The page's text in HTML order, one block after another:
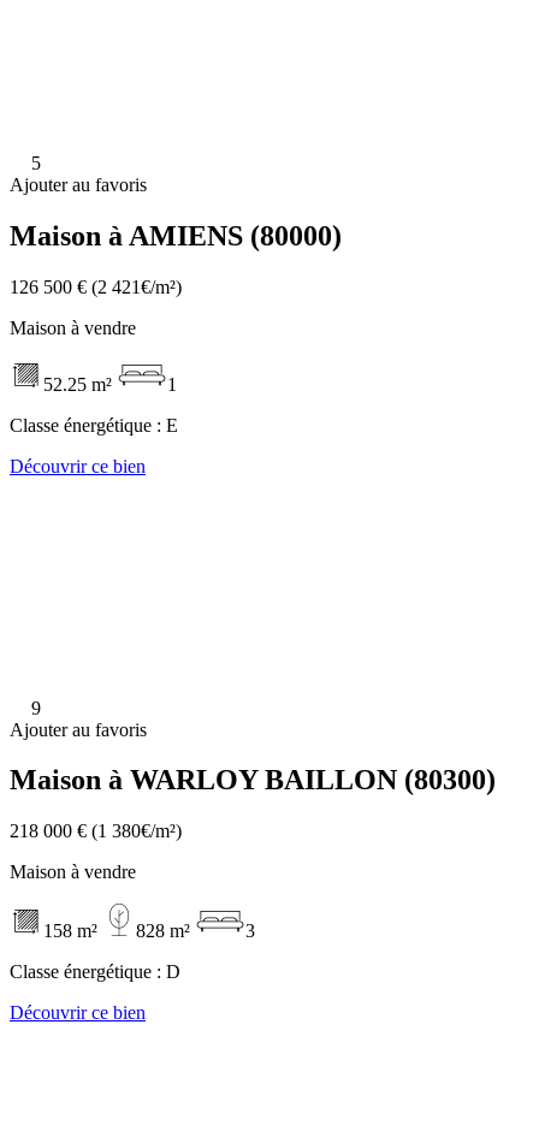
5
Ajouter au favoris
Maison à AMIENS (80000)
126 500 € (2 421€/m²)
Maison à vendre
52.25 m²
1
Classe énergétique : E
Découvrir ce bien
9
Ajouter au favoris
Maison à WARLOY BAILLON (80300)
218 000 € (1 380€/m²)
Maison à vendre
158 m² 828 m²
3
Classe énergétique : D
Découvrir ce bien